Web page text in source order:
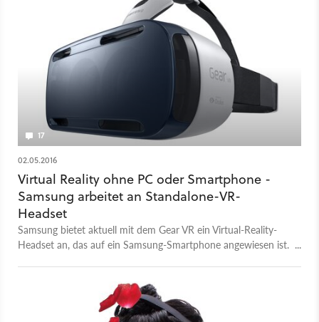
17
02.05.2016
Virtual Reality ohne PC oder Smartphone -
Samsung arbeitet an Standalone-VR-
Headset
Samsung bietet aktuell mit dem Gear VR ein Virtual-Reality-
Headset an, das auf ein Samsung-Smartphone angewiesen ist.